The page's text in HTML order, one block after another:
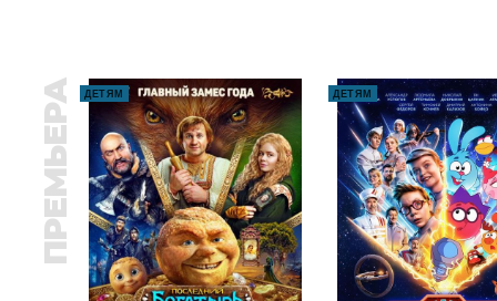
ПРЕМЬЕРА ДЕТЯМ ДЕТЯМ